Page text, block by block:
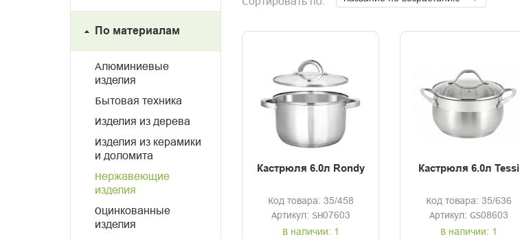
По материалам
Алюминиевые
изделия
Бытовая техника
Изделия из дерева
Изделия из керамики
и доломита
Нержавеющие
изделия
Оцинкованные
изделия
Кастрюля 6.0л Rondy
Код товара: 35/458
Артикул: SH07603
В наличии: 1
Кастрюля 6.0л Tessi
Код товара: 35/636
Артикул: GS08603
В наличии: 1